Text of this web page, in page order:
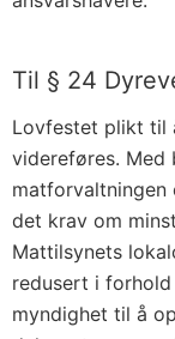
Til § 24
Lovfestet plikt til
videreføres. Med
det krav om
Mattilsynets
redusert i
myndighet til å